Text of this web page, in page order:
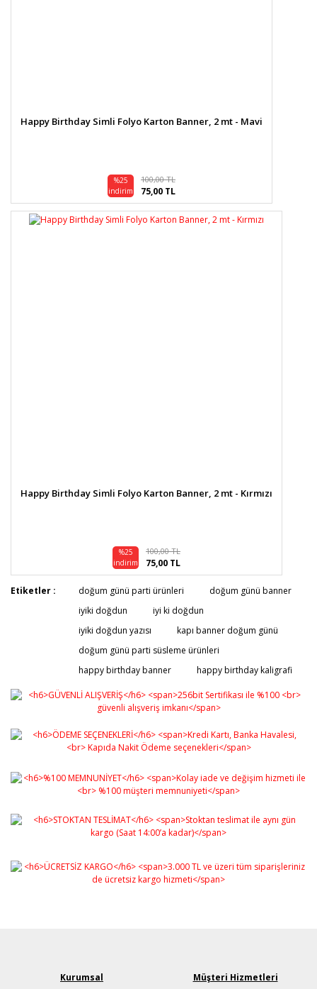
Happy Birthday Simli Folyo Karton Banner, 2 mt - Mavi
%25
indirim
100,00 TL
75,00 TL
Happy Birthday Simli Folyo Karton Banner, 2 mt - Kırmızı
%25
indirim
100,00 TL
75,00 TL
Etiketler : doğum günü parti ürünleri
doğum günü banner
iyiki doğdun
iyi ki doğdun
iyiki doğdun yazısı
kapı banner doğum günü
doğum günü parti süsleme ürünleri
happy birthday banner
happy birthday kaligrafi
Kurumsal
Müşteri Hizmetleri